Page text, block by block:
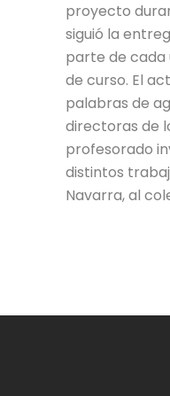
proyecto
siguió la
parte de cada
de curso. El
palabras de
directoras de
profesorado
distintos
Navarra, al